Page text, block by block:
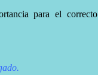
para el correcto